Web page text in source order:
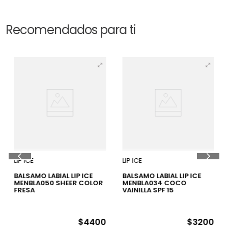
Recomendados para ti
LIP ICE
BALSAMO LABIAL LIP ICE
MENBLA050 SHEER COLOR
FRESA
$4400
LIP ICE
BALSAMO LABIAL LIP ICE
MENBLA034 COCO
VAINILLA SPF 15
$3200